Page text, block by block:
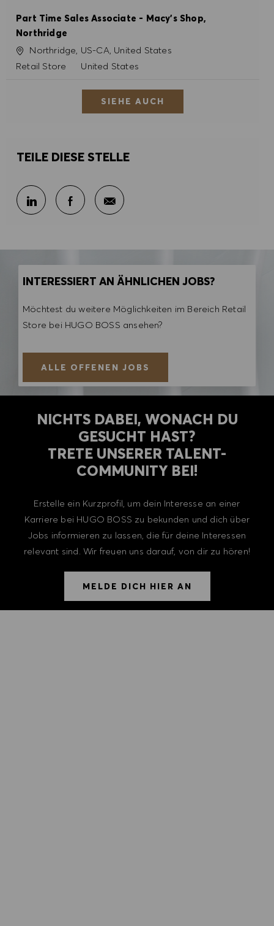
Part Time Sales Associate - Macy's Shop,
Northridge
Ort Northridge, US-CA, United States
Kategorie
Retail Store United States
SIEHE AUCH
TEILE DIESE STELLE
Über LinkedIn teilen
Über Facebook teilen
Per E-Mail teilen
INTERESSIERT AN ÄHNLICHEN JOBS?
Möchtest du weitere Möglichkeiten im Bereich Retail
Store bei HUGO BOSS ansehen?
ALLE OFFENEN JOBS
NICHTS DABEI, WONACH DU
GESUCHT HAST?
TRETE UNSERER TALENT-
COMMUNITY BEI!
Erstelle ein Kurzprofil, um dein Interesse an einer
Karriere bei HUGO BOSS zu bekunden und dich über
Jobs informieren zu lassen, die für deine Interessen
relevant sind. Wir freuen uns darauf, von dir zu hören!
MELDE DICH HIER AN